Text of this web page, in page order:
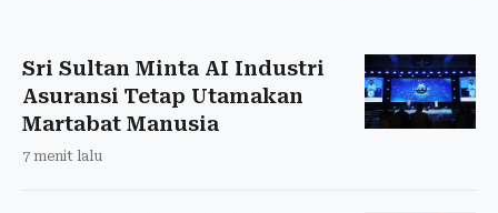
Sri Sultan Minta AI Industri
Asuransi Tetap Utamakan
Martabat Manusia
7 menit lalu